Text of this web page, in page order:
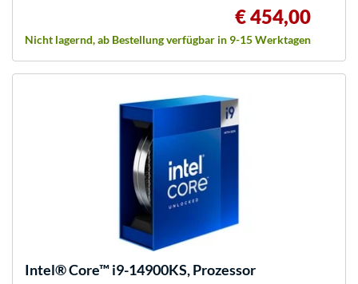
€ 454,00
Nicht lagernd, ab Bestellung verfügbar in 9-15 Werktagen
Intel®Core™ i9-14900KS, Prozessor